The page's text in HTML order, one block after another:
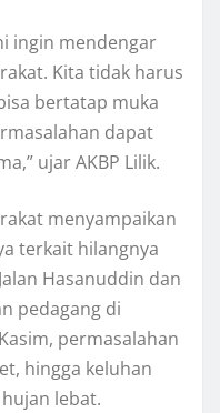
ingin mendengar
Kita tidak harus
bertatap muka
dapat
ujar AKBP Lilik.
menyampaikan
terkait hilangnya
Hasanuddin dan
pedagang di
permasalahan
hingga keluhan
lebat.